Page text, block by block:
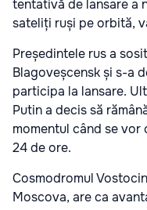
tentativă de lansare a
sateliți ruși pe orbită,
Președintele rus a
Blagoveșcensk și s-a
participa la lansare.
Putin a decis să
momentul când se
24 de ore.
Cosmodromul
Moscova, are ca